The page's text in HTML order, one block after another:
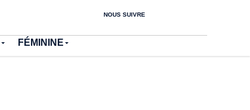
NOUS SUIVRE
FÉMININE